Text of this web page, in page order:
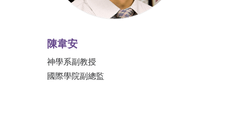
陳韋安
神學系副教授
國際學院副總監